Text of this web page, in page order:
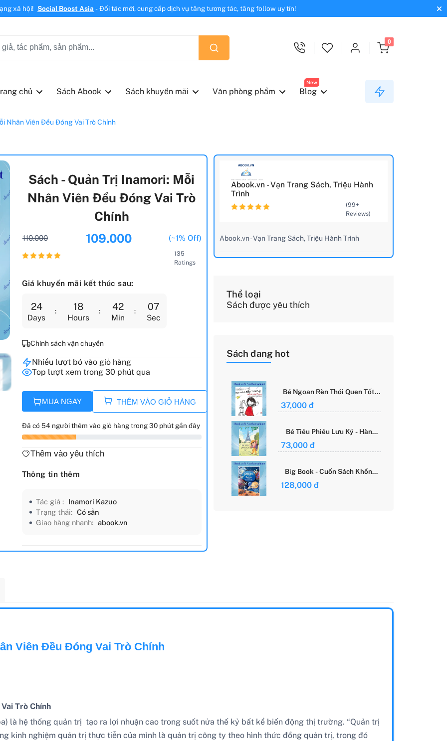
xã hội! Social Boost Asia - Đối tác mới, cung cấp dịch vụ tăng tương tác, tăng follow uy tín!
0
chủ Sách Abook Sách khuyến mãi Văn phòng phẩm
New
Blog
Nhân Viên Đều Đóng Vai Trò Chính
Sách - Quản Trị Inamori: Mỗi
Nhân Viên Đều Đóng Vai Trò
Chính
110.000 109.000 (~1% Off)
135
Ratings
Giá khuyến mãi kết thúc sau:
24
Days
18
Hours
42
Min
06
Sec
Chính sách vận chuyển
Nhiều lượt bỏ vào giỏ hàng
Top lượt xem trong 30 phút qua
MUA NGAY THÊM VÀO GIỎ HÀNG
Đã có 54 người thêm vào giỏ hàng trong 30 phút gần đây
Thêm vào yêu thích
Thông tin thêm
Tác giả : Inamori Kazuo
Trạng thái: Có sẵn
Giao hàng nhanh: abook.vn
Abook.vn - Vạn Trang Sách, Triệu Hành
Trình
(99+
Reviews)
Abook.vn - Vạn Trang Sách, Triệu Hành Trình
Thể loại
Sách được yêu thích
Sách đang hot
Bé Ngoan Rèn Thói Quen Tốt -
37,000 đ
Bé Tiêu Phiêu Lưu Ký - Hành
Giới Của Cô Gái Việt
73,000 đ
Big Book - Cuốn Sách Khổng
Hành Tinh (Tái Bản)
128,000 đ
Viên Đều Đóng Vai Trò Chính
Trò Chính
là hệ thống quản trị tạo ra lợi nhuận cao trong suốt nửa thế kỷ bất kể biến động thị trường. “Quản trị
kinh nghiệm quản trị thực tiễn của mình là quản trị công ty theo hình thức đồng quản trị, trong đó